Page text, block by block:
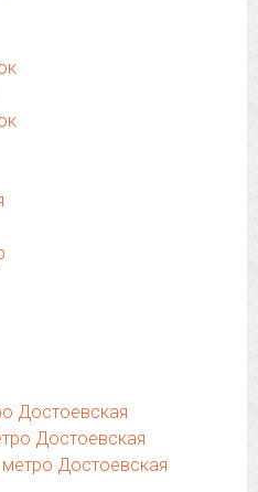
Достоевская
Достоевская
Достоевская